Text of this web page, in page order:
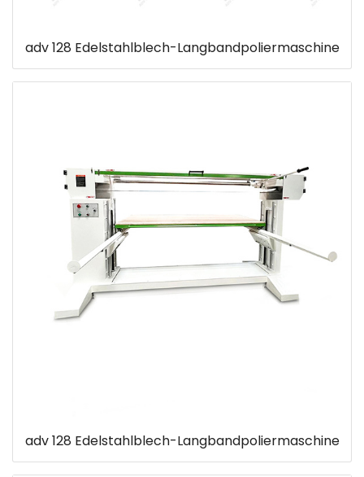
adv 128 Edelstahlblech-Langbandpoliermaschine
adv 128 Edelstahlblech-Langbandpoliermaschine